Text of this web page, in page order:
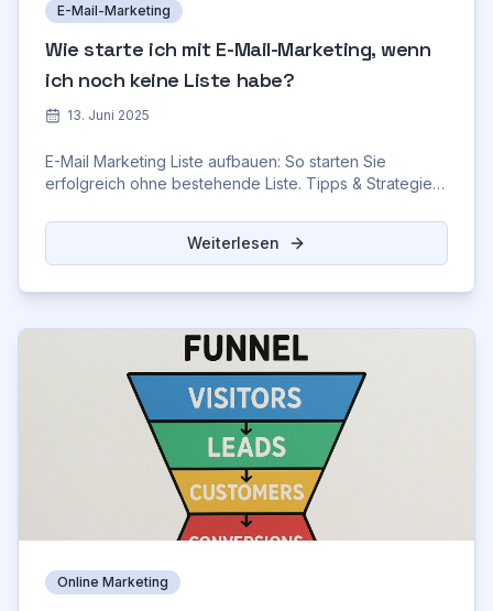
E-Mail-Marketing
Wie starte ich mit E-Mail-Marketing, wenn
ich noch keine Liste habe?
13. Juni 2025
E-Mail Marketing Liste aufbauen: So starten Sie
erfolgreich ohne bestehende Liste. Tipps & Strategien
Weiterlesen
Online Marketing